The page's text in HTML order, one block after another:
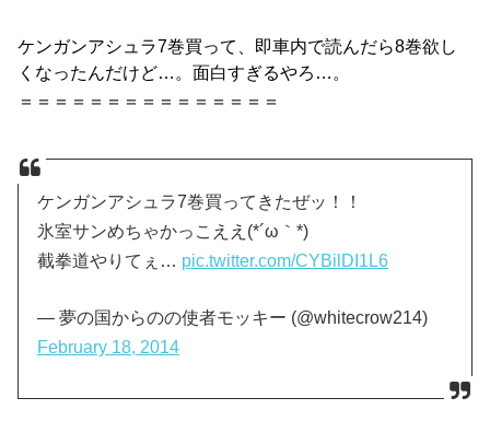
ケンガンアシュラ7巻買って、即車内で読んだら8巻欲し
くなったんだけど…。面白すぎるやろ…。
＝＝＝＝＝＝＝＝＝＝＝＝＝＝＝
ケンガンアシュラ7巻買ってきたぜッ！！
氷室サンめちゃかっこええ(*´ω｀*)
截拳道やりてぇ… pic.twitter.com/CYBilDI1L6
— 夢の国からのの使者モッキー (@whitecrow214)
February 18, 2014